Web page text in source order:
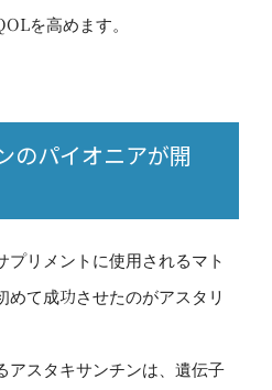
を高めます。
のパイオニアが開
プリメントに使用されるマト
めて成功させたのがアスタリ
アスタキサンチンは、遺伝子